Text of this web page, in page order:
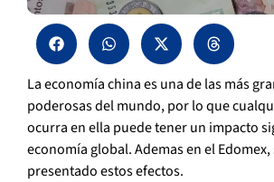
La economía china es una de las más
poderosas del mundo, por lo que
ocurra en ella puede tener un impacto
economía global. Ademas en el Edomex,
presentado estos efectos.